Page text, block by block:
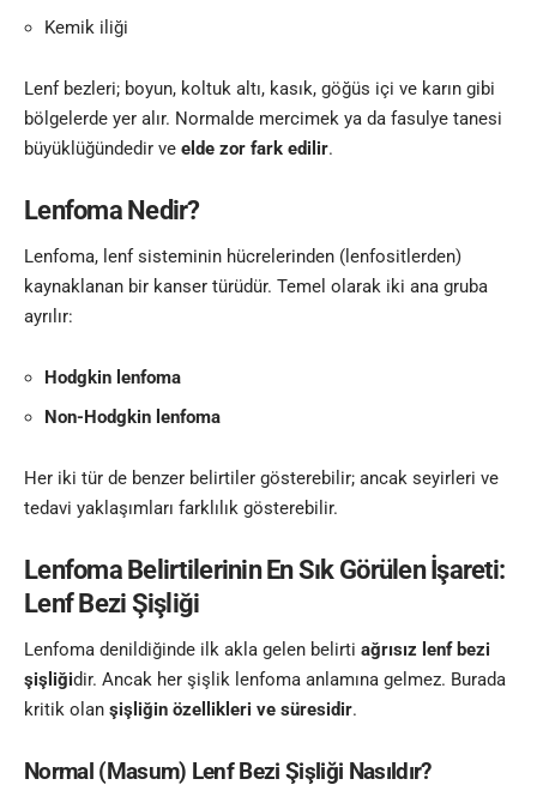
Kemik iliği
Lenf bezleri; boyun, koltuk altı, kasık, göğüs içi ve karın gibi
bölgelerde yer alır. Normalde mercimek ya da fasulye tanesi
büyüklüğündedir ve elde zor fark edilir.
Lenfoma Nedir?
Lenfoma, lenf sisteminin hücrelerinden (lenfositlerden)
kaynaklanan bir kanser türüdür. Temel olarak iki ana gruba
ayrılır:
Hodgkin lenfoma
Non-Hodgkin lenfoma
Her iki tür de benzer belirtiler gösterebilir; ancak seyirleri ve
tedavi yaklaşımları farklılık gösterebilir.
Lenfoma Belirtilerinin En Sık Görülen İşareti:
Lenf Bezi Şişliği
Lenfoma denildiğinde ilk akla gelen belirti ağrısız lenf bezi
şişliğidir. Ancak her şişlik lenfoma anlamına gelmez. Burada
kritik olan şişliğin özellikleri ve süresidir.
Normal (Masum) Lenf Bezi Şişliği Nasıldır?